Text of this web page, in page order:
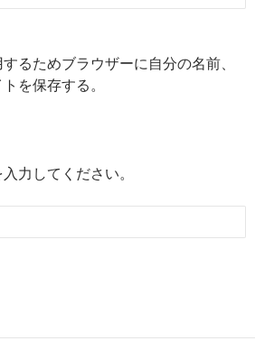
るためブラウザーに自分の名前、
を保存する。
力してください。